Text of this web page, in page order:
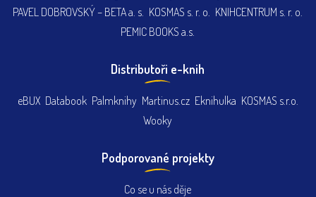
PAVEL DOBROVSKÝ – BETA a. s. KOSMAS s. r. o. KNIHCENTRUM s. r. o.
PEMIC BOOKS a.s.
Distributoři e-knih
eBUX Databook Palmknihy Martinus.cz Eknihulka KOSMAS s.r.o.
Wooky
Podporované projekty
Co se u nás děje